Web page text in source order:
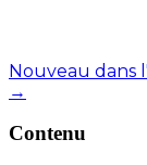
Nouveau dans
→
Contenu